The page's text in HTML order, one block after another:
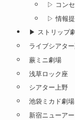
▷ コンセ
▷ 情報
▶︎ ストリップ
ライブシアタ
蕨ミニ劇場
浅草ロック座
シアター上野
池袋ミカド劇場
新宿ニューアー